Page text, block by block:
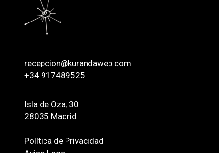
recepcion@kurandaweb.com
+34 917489525
Isla de Oza, 30
28035 Madrid
Política de Privacidad